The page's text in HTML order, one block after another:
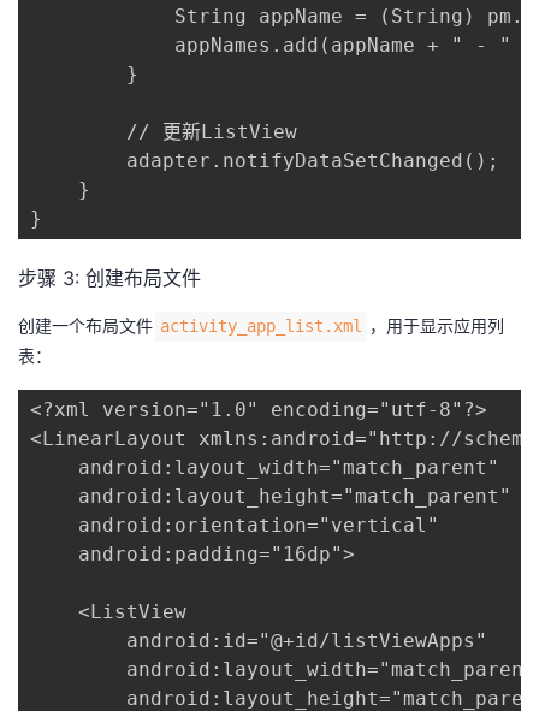
String appName = (String)
appNames.add(appName + " - "
        }
        // 更新ListView
        adapter.notifyDataSetChanged();
    }
}
步骤 3: 创建布局文件
创建一个布局文件​ ​activity_app_list.xml​
​，用于显示应用列
表：
<?xml version="1.0" encoding="utf-8"?>
<LinearLayout xmlns:android="http://
    android:layout_width="match_parent"
    android:layout_height="match_parent"
    android:orientation="vertical"
    android:padding="16dp">
    <ListView
        android:id="@+id/listViewApps"